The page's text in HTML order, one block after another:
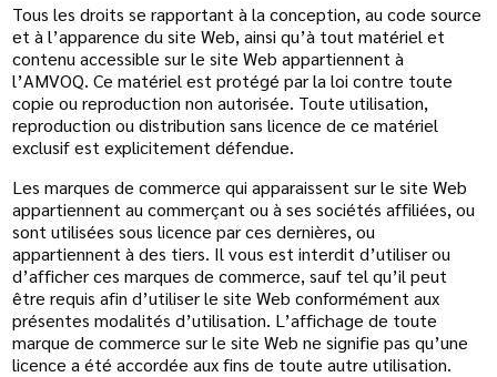
Tous les droits se rapportant à la conception, au code source
et à l’apparence du site Web, ainsi qu’à tout matériel et
contenu accessible sur le site Web appartiennent à
l’AMVOQ. Ce matériel est protégé par la loi contre toute
copie ou reproduction non autorisée. Toute utilisation,
reproduction ou distribution sans licence de ce matériel
exclusif est explicitement défendue.
Les marques de commerce qui apparaissent sur le site Web
appartiennent au commerçant ou à ses sociétés affiliées, ou
sont utilisées sous licence par ces dernières, ou
appartiennent à des tiers. Il vous est interdit d’utiliser ou
d’afficher ces marques de commerce, sauf tel qu’il peut
être requis afin d’utiliser le site Web conformément aux
présentes modalités d’utilisation. L’affichage de toute
marque de commerce sur le site Web ne signifie pas qu’une
licence a été accordée aux fins de toute autre utilisation.